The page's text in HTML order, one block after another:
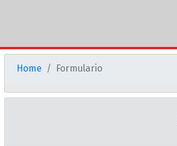
Home Formulario